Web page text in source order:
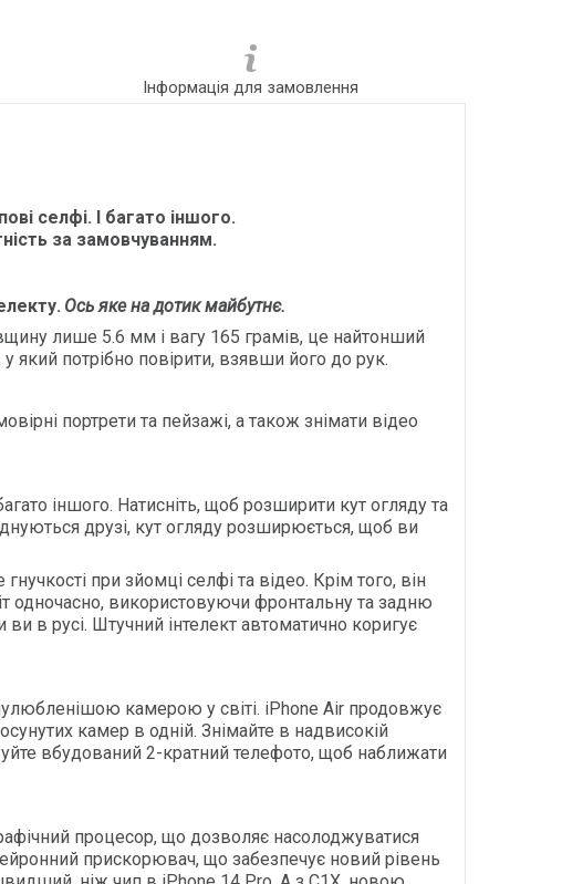
Інформація для замовлення
селфі. І багато іншого.
за замовчуванням.
Ось яке на дотик майбутнє.
лише 5.6 мм і вагу 165 грамів, це найтонший
який потрібно повірити, взявши його до рук.
портрети та пейзажі, а також знімати відео
іншого. Натисніть, щоб розширити кут огляду та
друзі, кут огляду розширюється, щоб ви
при зйомці селфі та відео. Крім того, він
одночасно, використовуючи фронтальну та задню
в русі. Штучний інтелект автоматично коригує
камерою у світі. iPhone Air продовжує
камер в одній. Знімайте в надвисокій
вбудований 2-кратний телефото, щоб наближати
процесор, що дозволяє насолоджуватися
прискорювач, що забезпечує новий рівень